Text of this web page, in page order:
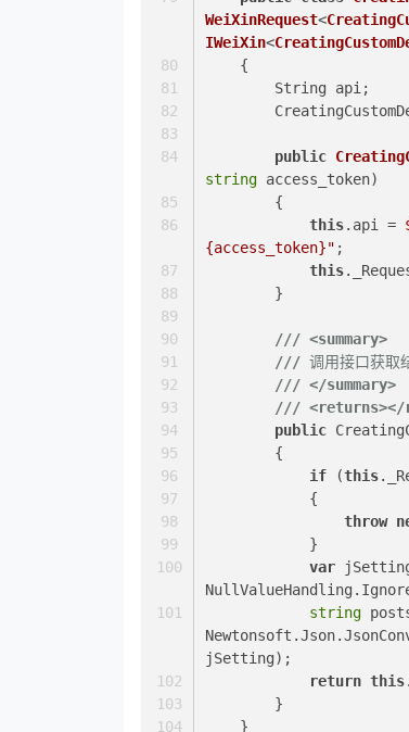
WeiXinRequest<
IWeiXin<
    {
        String api;
public
string access_token)
        {
this.api =
{access_token}" ;
this
        }
/// <summary>
/// 调用接口获取
/// </summary>
/// <returns></
public
        {
if (this
            {
throw
            }
var
string
jSetting);
return this
        }
    }